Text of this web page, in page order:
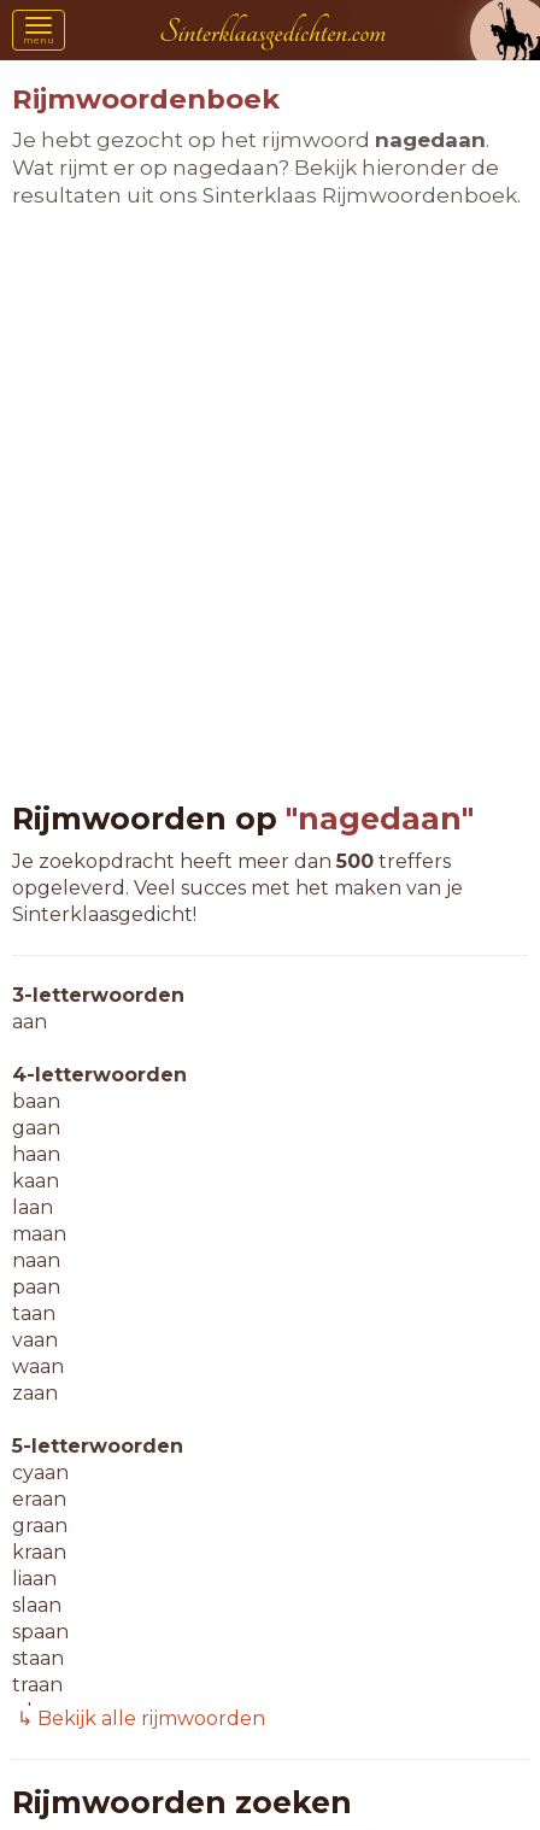
Toggle
navigation
menu
Rijmwoordenboek
Je hebt gezocht op het rijmwoord nagedaan.
Wat rijmt er op nagedaan? Bekijk hieronder de
resultaten uit ons Sinterklaas Rijmwoordenboek.
Rijmwoorden op "nagedaan"
Je zoekopdracht heeft meer dan500 treffers
opgeleverd. Veel succes met het maken van je
Sinterklaasgedicht!
3-letterwoorden
aan
4-letterwoorden
baan
gaan
haan
kaan
laan
maan
naan
paan
taan
vaan
waan
zaan
5-letterwoorden
cyaan
eraan
graan
kraan
liaan
slaan
spaan
staan
traan
ulaan
6-letterwoorden
↳ Bekijk alle rijmwoorden
Rijmwoorden zoeken